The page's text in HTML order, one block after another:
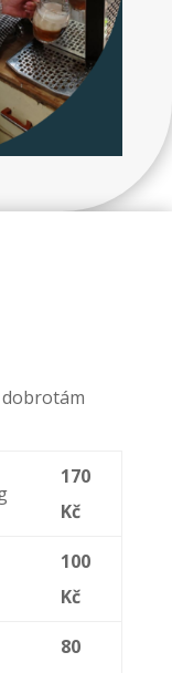
170
Kč
100
Kč
80